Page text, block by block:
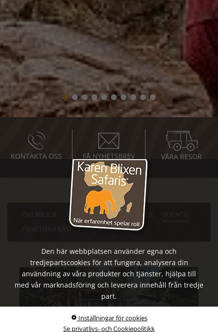
KONTAKTA OSS FÅ NYHETSBREV VÅRA RESOR
PROGRAM SEVÄRDHETER
Den här webbplatsen använder egna och
tredjepartscookies för att fungera, analysera din
användning av våra produkter och tjänster, hjälpa till
med vår marknadsföring och leverera innehåll från tredje
part.
Inställningar för cookies
Se privatlivs- och Cookiepolitikk